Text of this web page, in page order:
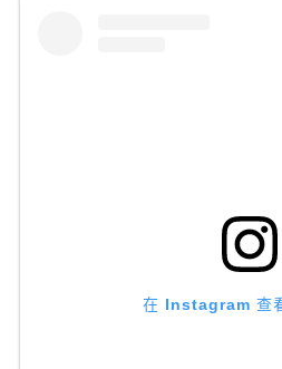
在 Instagram 查